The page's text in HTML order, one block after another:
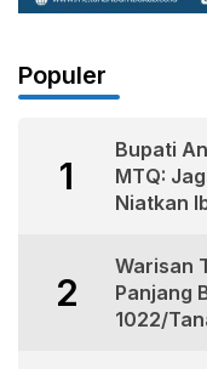
Populer
1
Bupati
MTQ:
Niatkan
2
Warisan
Panjang
1022/